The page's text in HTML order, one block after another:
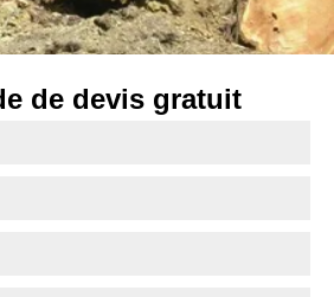
de devis gratuit